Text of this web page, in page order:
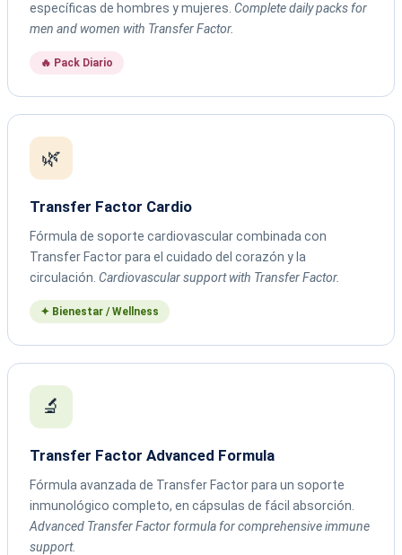
específicas de hombres y mujeres. Complete daily packs for
men and women with Transfer Factor.
🔥 Pack Diario
🌿
Transfer Factor Cardio
Fórmula de soporte cardiovascular combinada con
Transfer Factor para el cuidado del corazón y la
circulación. Cardiovascular support with Transfer Factor.
✦ Bienestar / Wellness
🔬
Transfer Factor Advanced Formula
Fórmula avanzada de Transfer Factor para un soporte
inmunológico completo, en cápsulas de fácil absorción.
Advanced Transfer Factor formula for comprehensive immune
support.